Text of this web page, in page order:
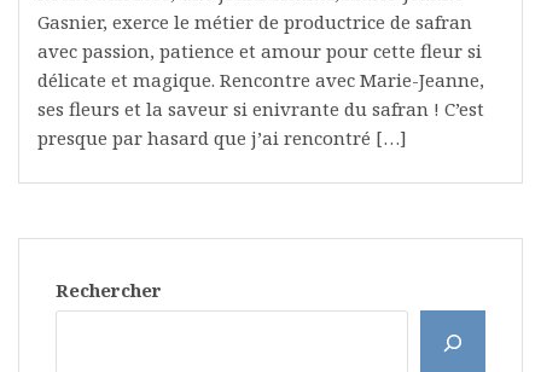
Gasnier, exerce le métier de productrice de safran
avec passion, patience et amour pour cette fleur si
délicate et magique. Rencontre avec Marie-Jeanne,
ses fleurs et la saveur si enivrante du safran ! C’est
presque par hasard que j’ai rencontré […]
Rechercher